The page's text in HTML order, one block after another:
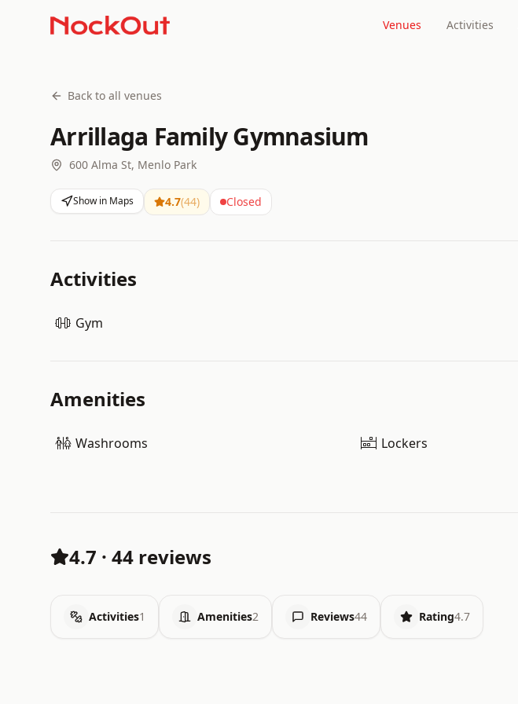
Venues Activities
Back to all venues
Arrillaga Family Gymnasium
600 Alma St, Menlo Park
Show in Maps 4.7(44) Closed
Activities
Gym
Amenities
Washrooms Lockers
4.7 · 44 reviews
Activities1 Amenities2 Reviews44 Rating4.7